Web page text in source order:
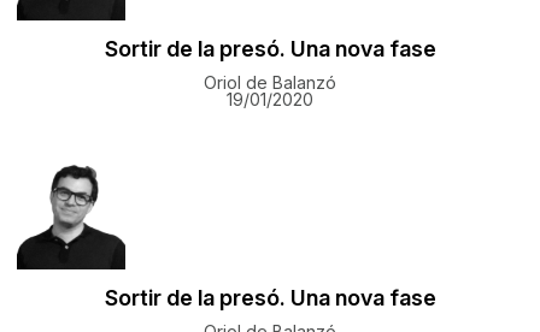
Sortir de la presó. Una nova fase
Oriol de Balanzó
19/01/2020
Sortir de la presó. Una nova fase